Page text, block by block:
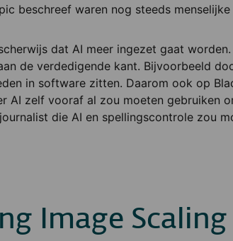
beschreef waren nog steeds
dat AI meer ingezet gaat
de verdedigende kant. Bijvoorbeeld
in software zitten. Daarom ook op
AI zelf vooraf al zou moeten gebruiken
die AI en spellingscontrole zou
Image